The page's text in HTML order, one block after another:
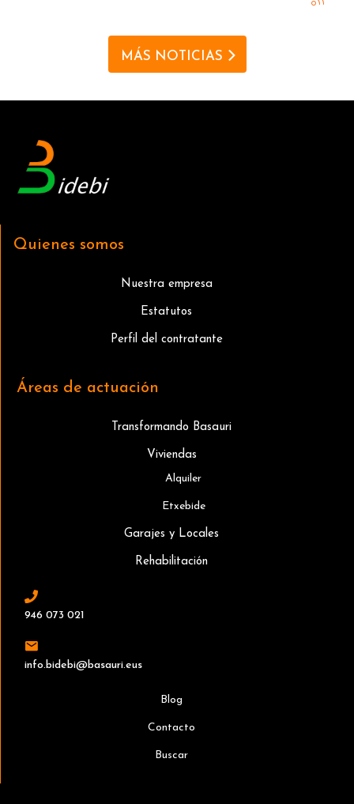
MÁS NOTICIAS
Quienes somos
Nuestra empresa
Estatutos
Perfil del contratante
Áreas de actuación
Transformando Basauri
Viviendas
Alquiler
Etxebide
Garajes y Locales
Rehabilitación
946 073 021
info.bidebi@basauri.eus
Blog
Contacto
Buscar